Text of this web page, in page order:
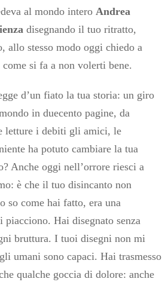
al mondo intero Andrea
disegnando il tuo ritratto,
allo stesso modo oggi chiedo a
si fa a non volerti bene.
d’un fiato la tua storia: un giro
in duecento pagine, da
letture i debiti gli amici, le
ha potuto cambiare la tua
Anche oggi nell’orrore riesci a
è che il tuo disincanto non
so come hai fatto, era una
Hai disegnato senza
bruttura. I tuoi disegni non mi
umani sono capaci. Hai trasmesso
qualche goccia di dolore: anche